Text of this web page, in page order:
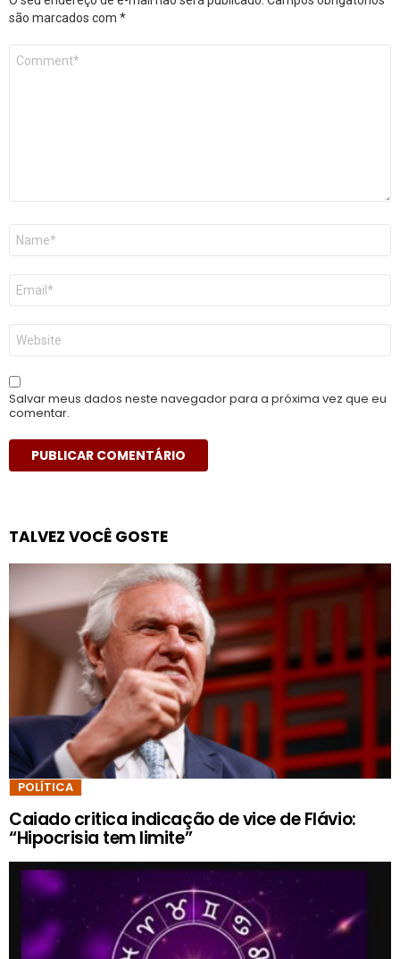
são marcados com *
Comentário
Nome
E-
mail
*
Site
Salvar meus dados neste navegador para a próxima vez que eu
comentar.
TALVEZ VOCÊ GOSTE
POLÍTICA
Caiado critica indicação de vice de Flávio:
“Hipocrisia tem limite”